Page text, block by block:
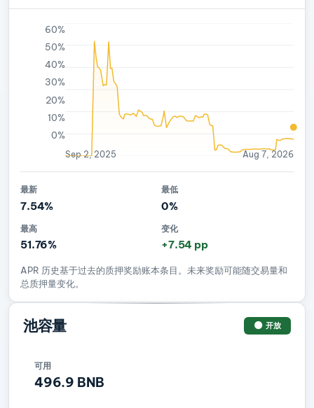
60%
50%
40%
30%
20%
10%
0%
Sep 2, 2025 Aug 7, 2026
最新
7.54%
最低
0%
最高
51.76%
变化
+7.54 pp
APR 历史基于过去的质押奖励账本条目。未来奖励可能随交易量和
总质押量变化。
池容量 开放
可用
496.9 BNB